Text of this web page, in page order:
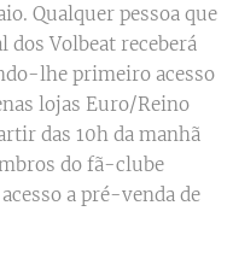
Qualquer pessoa que
Volbeat receberá
lhe primeiro acesso
lojas Euro/Reino
das 10h da manhã
do fã-clube
a pré-venda de